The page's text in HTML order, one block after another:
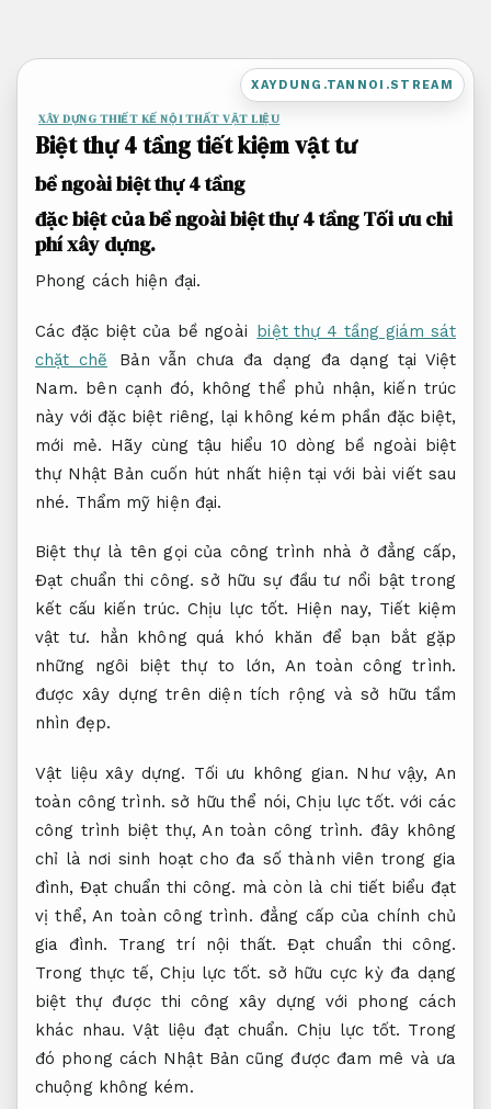
nội
XAYDUNG.TANNOI.STREAM
XÂY DỰNG THIẾT KẾ NỘI THẤT VẬT LIỆU
Biệt thự 4 tầng tiết kiệm vật tư
bề ngoài biệt thự 4 tầng
đặc biệt của bề ngoài biệt thự 4 tầng Tối ưu chi
phí xây dựng.
Phong cách hiện đại.
Các đặc biệt của bề ngoài biệt thự 4 tầng giám sát
chặt chẽ
Bản vẫn chưa đa dạng đa dạng tại Việt
Nam. bên cạnh đó, không thể phủ nhận, kiến trúc
này với đặc biệt riêng, lại không kém phần đặc biệt,
mới mẻ. Hãy cùng tậu hiểu 10 dòng bề ngoài biệt
thự Nhật Bản cuốn hút nhất hiện tại với bài viết sau
nhé. Thẩm mỹ hiện đại.
Biệt thự là tên gọi của công trình nhà ở đẳng cấp,
Đạt chuẩn thi công. sở hữu sự đầu tư nổi bật trong
kết cấu kiến trúc. Chịu lực tốt. Hiện nay, Tiết kiệm
vật tư. hẳn không quá khó khăn để bạn bắt gặp
những ngôi biệt thự to lớn, An toàn công trình.
được xây dựng trên diện tích rộng và sở hữu tầm
nhìn đẹp.
Vật liệu xây dựng. Tối ưu không gian. Như vậy, An
toàn công trình. sở hữu thể nói,Chịu lực tốt. với các
công trình biệt thự,An toàn công trình. đây không
chỉ là nơi sinh hoạt cho đa số thành viên trong gia
đình,Đạt chuẩn thi công. mà còn là chi tiết biểu đạt
vị thể,An toàn công trình. đẳng cấp của chính chủ
gia đình. Trang trí nội thất.
Đạt chuẩn thi công.
Trong thực tế,Chịu lực tốt. sở hữu cực kỳ đa dạng
biệt thự được thi công xây dựng với phong cách
khác nhau. Vật liệu đạt chuẩn. Chịu lực tốt. Trong
đó phong cách Nhật Bản cũng được đam mê và ưa
chuộng không kém.